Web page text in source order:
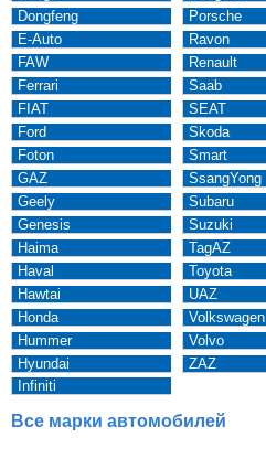
Dongfeng
E-Auto
FAW
Ferrari
FIAT
Ford
Foton
GAZ
Geely
Genesis
Haima
Haval
Hawtai
Honda
Hummer
Hyundai
Infiniti
Porsche
Ravon
Renault
Saab
SEAT
Skoda
Smart
SsangYong
Subaru
Suzuki
TagAZ
Toyota
UAZ
Volkswagen
Volvo
ZAZ
Все марки автомобилей